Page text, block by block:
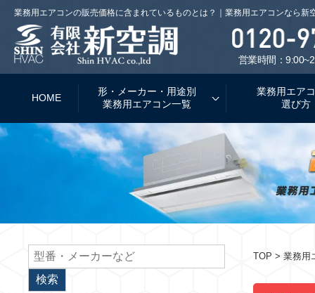
業務用エアコンの販売価格に含まれているものとは？｜業務用エアコンなら新
営業時間：
HOME
形・メーカー・用途別
業務用エアコン一覧
業務用エア
選び方
TOP > 業務用